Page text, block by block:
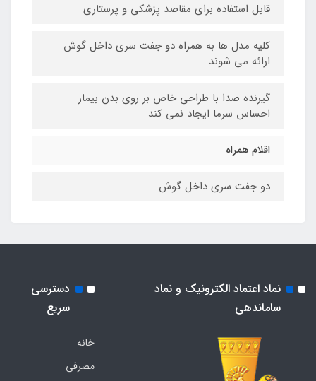
قابل استفاده برای مقاصد پزشکی و پرستاری
کلیه مدل ها به همراه دو جفت سری داخل گوش
ارائه می شوند
گیرنده صدا با طراحی خاص بر روی بدن بیمار
احساس سرما ایجاد نمی کند
اقلام همراه
دو جفت سری داخل گوش
نماد اعتماد الکترونیک و نماد
ساماندهی
دسترسی
سریع
خانه
مصرفی